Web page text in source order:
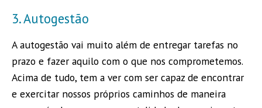
3. Autogestão
A autogestão vai muito além de entregar tarefas no
prazo e fazer aquilo com o que nos comprometemos.
Acima de tudo, tem a ver com ser capaz de encontrar
e exercitar nossos próprios caminhos de maneira